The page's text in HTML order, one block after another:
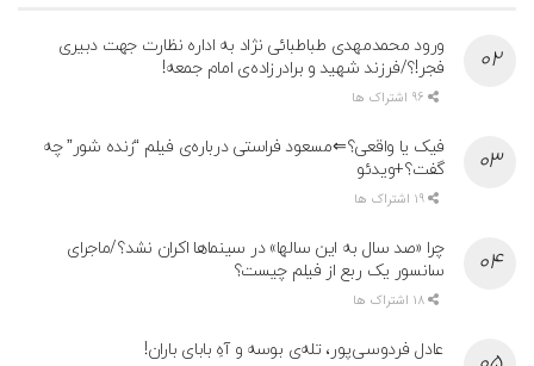
ورود محمدمهدی طباطبائی نژاد به اداره نظارت جهت دبیری
فجر!؟/فرزند شهید و برادرزاده‌ی امام جمعه!
فیک یا واقعی؟⇐مسعود فراستی درباره‌ی فیلم “زنده شور” چه
گفت؟+ویدئو
چرا «صد سال به این سالها» در سینماها اکران نشد؟/ماجرای
سانسور یک ربع از فیلم چیست؟
عادل فردوسی‌پور، تله‌ی بوسه و آهِ بابای باران!